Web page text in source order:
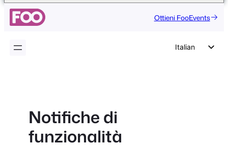
Vai
Ottieni FooEvents
Italian
Notifiche di
funzionalità